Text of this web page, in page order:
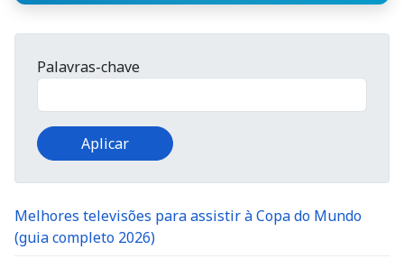
Palavras-chave
Melhores televisões para assistir à Copa do Mundo
(guia completo 2026)